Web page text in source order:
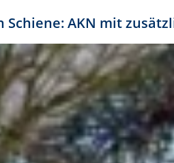
Schiene: AKN mit